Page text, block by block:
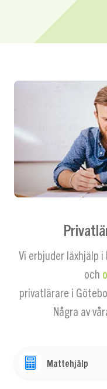
Vi erbjuder läxhjälp
och
privatlärare i
Några av
Mattehjälp